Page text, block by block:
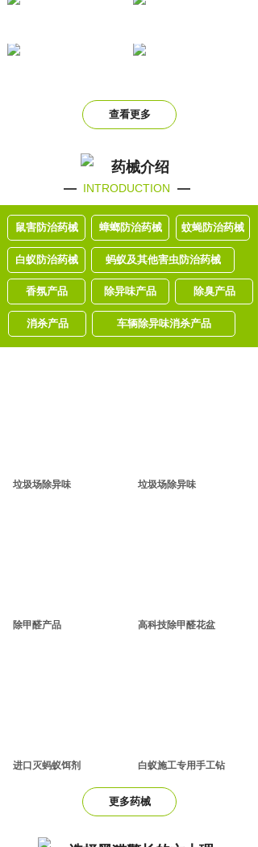
查看更多
INTRODUCTION
药械介绍
鼠害防治药械 蟑螂防治药械 蚊蝇防治药械
白蚁防治药械 蚂蚁及其他害虫防治药械
香氛产品 除异味产品 除臭产品
消杀产品 车辆除异味消杀产品
垃圾场除异味 垃圾场除异味
除甲醛产品 高科技除甲醛花盆
进口灭蚂蚁饵剂 白蚁施工专用手工钻
更多药械